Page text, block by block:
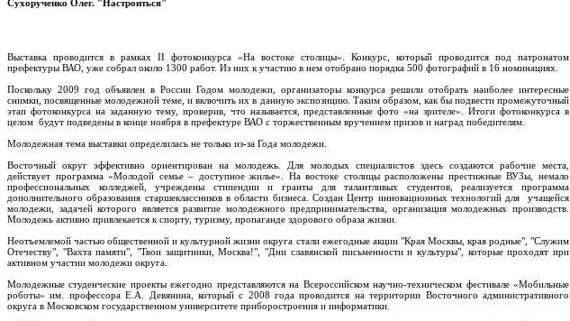
Сухорученко Олег. "Настроиться"
Выставка проводится в рамках II фотоконкурса «На востоке столицы». Конкурс, который проводится под патронатом
префектуры ВАО, уже собрал около 1300 работ. Из них к участию в нем отобрано порядка 500 фотографий в 16 номинациях.
Поскольку 2009 год объявлен в России Годом молодежи, организаторы конкурса решили отобрать наиболее интересные
снимки, посвященные молодежной теме, и включить их в данную экспозицию. Таким образом, как бы подвести промежуточный
этап фотоконкурса на заданную тему, проверив, что называется, представленные фото «на зрителе». Итоги фотоконкурса в
целом будут подведены в конце ноября в префектуре ВАО с торжественным вручением призов и наград победителям.
Молодежная тема выставки определилась не только из-за Года молодежи.
Восточный округ эффективно ориентирован на молодежь. Для молодых специалистов здесь создаются рабочие места,
действует программа «Молодой семье – доступное жилье». На востоке столицы расположены престижные ВУЗы, немало
профессиональных колледжей, учреждены стипендии и гранты для талантливых студентов, реализуется программа
дополнительного образования старшеклассников в области бизнеса. Создан Центр инновационных технологий для учащейся
молодежи, задачей которого является развитие молодежного предпринимательства, организация молодежных производств.
Молодежь активно привлекается к спорту, туризму, пропаганде здорового образа жизни.
Неотъемлемой частью общественной и культурной жизни округа стали ежегодные акции "Края Москвы, края родные", "Служим
Отечеству", "Вахта памяти", "Твои защитники, Москва!", "Дни славянской письменности и культуры", которые проходят при
активном участии молодежи округа.
Молодежные студенческие проекты ежегодно представляются на Всероссийском научно-техническом фестивале «Мобильные
роботы» им. профессора Е.А. Девянина, который с 2008 года проводится на территории Восточного административного
округа в Московском государственном университете приборостроения и информатики.